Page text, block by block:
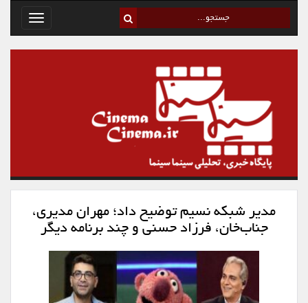
Toggle
مدیر شبکه نسیم توضیح داد؛ مهران مدیری،
جناب‌خان، فرزاد حسنی و چند برنامه دیگر